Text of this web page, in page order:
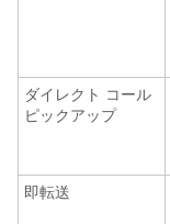
ダイレクト コール
ピックアップ
即転送